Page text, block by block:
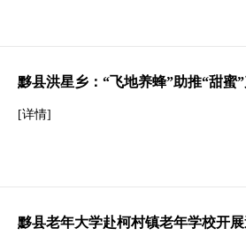
黟县洪星乡：“飞地养蜂”助推“甜蜜
[详情]
黟县老年大学赴柯村镇老年学校开